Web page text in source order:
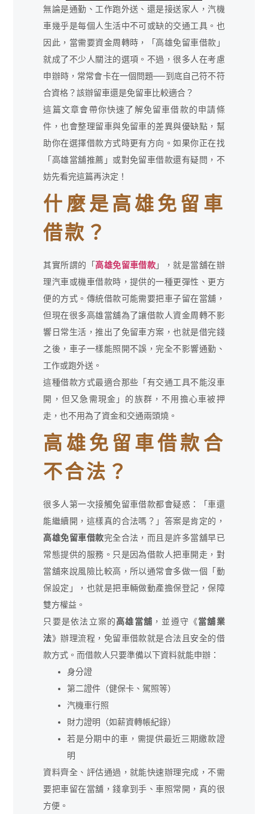
無論是通勤、工作跑外送、還是接送家人，汽機
車幾乎是每個人生活中不可或缺的交通工具。也
因此，當需要資金周轉時，「高雄免留車借款」
就成了不少人關注的選項。不過，很多人在考慮
申辦時，常常會卡在一個問題──到底自己符不符
合資格？該辦留車還是免留車比較適合？
這篇文章會帶你快速了解免留車借款的申請條
件，也會整理留車與免留車的差異與優缺點，幫
助你在選擇借款方式時更有方向。如果你正在找
「高雄當舖推薦」或對免留車借款還有疑問，不
妨先看完這篇再決定！
什麼是高雄免留車
借款？
其實所謂的「高雄免留車借款 」，就是當舖在辦
理汽車或機車借款時，提供的一種更彈性、更方
便的方式。傳統借款可能需要把車子留在當舖，
但現在很多高雄當舖為了讓借款人資金周轉不影
響日常生活，推出了免留車方案，也就是借完錢
之後，車子一樣能照開不誤，完全不影響通勤、
工作或跑外送。
這種借款方式最適合那些「有交通工具不能沒車
開，但又急需現金」的族群，不用擔心車被押
走，也不用為了資金和交通兩頭燒。
高雄免留車借款合
不合法？
很多人第一次接觸免留車借款都會疑惑：「車還
能繼續開，這樣真的合法嗎？」答案是肯定的，
高雄免留車借款完全合法，而且是許多當舖早已
常態提供的服務。只是因為借款人把車開走，對
當舖來說風險比較高，所以通常會多做一個「動
保設定」，也就是把車輛做動產擔保登記，保障
雙方權益。
只要是依法立案的高雄當舖 ，並遵守《當舖業
法》辦理流程，免留車借款就是合法且安全的借
款方式。而借款人只要準備以下資料就能申辦：
身分證
第二證件（健保卡、駕照等）
汽機車行照
財力證明（如薪資轉帳紀錄）
若是分期中的車，需提供最近三期繳款證
明
資料齊全、評估通過，就能快速辦理完成，不需
要把車留在當舖，錢拿到手、車照常開，真的很
方便。